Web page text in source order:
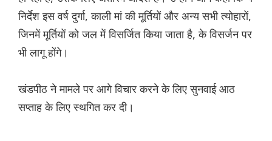
निर्देश इस वर्ष दुर्गा, काली मां की मूर्तियों और अन्य सभी त्योहारों,
जिनमें मूर्तियों को जल में विसर्जित किया जाता है, के विसर्जन पर
भी लागू होंगे।
खंडपीठ ने मामले पर आगे विचार करने के लिए सुनवाई आठ
सप्ताह के लिए स्थगित कर दी।